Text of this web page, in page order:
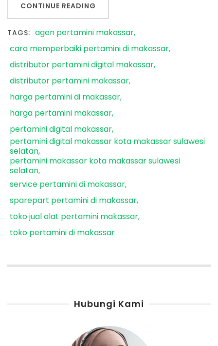
CONTINUE READING
TAGS: agen pertamini makassar
cara memperbaiki pertamini di makassar
distributor pertamini digital makassar
distributor pertamini makassar
harga pertamini di makassar
harga pertamini makassar
pertamini digital makassar
pertamini digital makassar kota makassar sulawesi
selatan
pertamini makassar kota makassar sulawesi
selatan
service pertamini di makassar
sparepart pertamini di makassar
toko jual alat pertamini makassar
toko pertamini di makassar
Hubungi Kami